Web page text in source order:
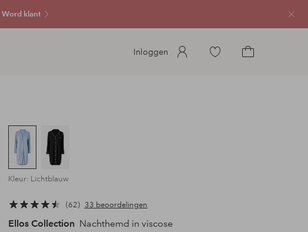
Word klant
Inloggen
Ga
Kleur: Lichtblauw
62 33 beoordelingen
Ellos Collection Nachthemd in viscose